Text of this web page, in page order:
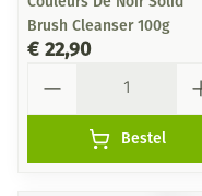
Brush Cleanser 100g
€ 22,90
Bestel